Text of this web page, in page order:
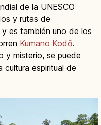
de la UNESCO
y rutas de
es también uno de los
Kumano Kodō.
y misterio, se puede
cultura espiritual de